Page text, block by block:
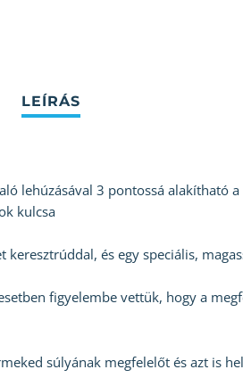
lehúzásával 3 pontossá alakítható
kulcsa
és egy speciális,
figyelembe vettük, hogy a
súlyának megfelelőt és azt is